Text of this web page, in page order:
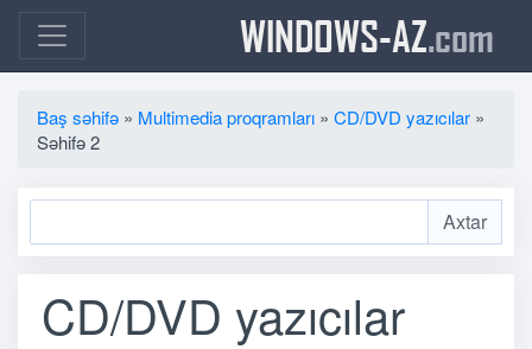
WINDOWS-AZ.com
Baş səhifə » Multimedia proqramları » CD/DVD yazıcılar »
Səhifə 2
CD/DVD yazıcılar